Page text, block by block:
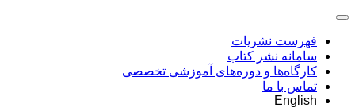
فهرست نشریات
سامانه نشر کتاب
کارگاه‌ها و دوره‌های آموزشی تخصصی
تماس با ما
English